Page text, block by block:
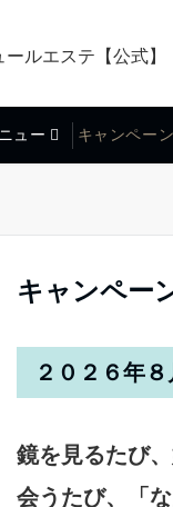
ュー キャンペー
キャンペー
２０２６年
鏡を見るたび、
会うたび、「